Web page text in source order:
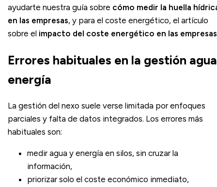
ayudarte nuestra guía sobre cómo medir la huella
en las empresas, y para el coste energético, el artículo
sobre el impacto del coste energético en las empresas
Errores habituales en la gestión
energía
La gestión del nexo suele verse limitada por enfoques
parciales y falta de datos integrados. Los errores más
habituales son:
medir agua y energía en silos, sin cruzar la
información,
priorizar solo el coste económico inmediato,